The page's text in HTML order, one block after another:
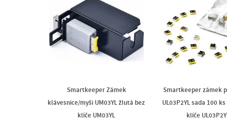
Smartkeeper Zámek
klávesnice/myši UM03YL žlutá bez
klíče UM03YL
Smartkeeper zámek
UL03P2YL sada 100
klíče